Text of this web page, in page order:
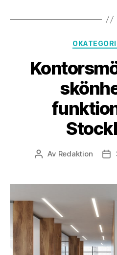
Inläggsförfattare
Av Redaktion